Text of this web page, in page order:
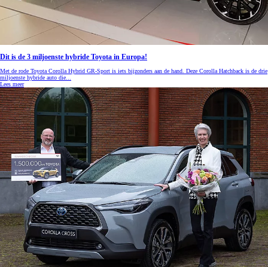
Dit is de 3 miljoenste hybride Toyota in Europa!
Met de rode Toyota Corolla Hybrid GR-Sport is iets bijzonders aan de hand. Deze Corolla Hatchback is de drie
miljoenste hybride auto die...
Lees meer